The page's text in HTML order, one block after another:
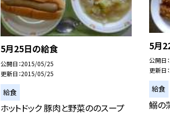
5月25日の給食
公開日 2015/05/25
更新日 2015/05/25
給食
ホットドック 豚肉と野菜ののスープ
5月
公開日
更新日
給食
鰯の